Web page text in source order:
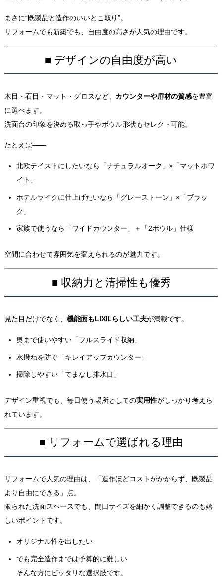
まさに“既製品と造作のいいとこ取り”。
リフォームでも新築でも、自由度の高さが人気の理由です。
■ デザインの自由度が高い
木目・石目・マット・グロスなど、 カウンターや扉材の質感を豊富
に選べます。
洗面台の印象を決める取っ手やボウル形状もセレクト可能。
たとえば――
北欧テイストにしたいなら「ナチュラルオーク」×「マットホワ
イト」
ホテルライクに仕上げたいなら「グレーストーン」×「ブラッ
ク」
家族で使うなら「ワイドカウンター」＋「2ボウル」仕様
空間に合わせて雰囲気を変えられるのが魅力です。
■ 収納力と清掃性も優秀
見た目だけでなく、 機能面もLIXILらしい工夫が満載です。
奥まで使いやすい「フルスライド収納」
水撥ねを防ぐ「キレイアップカウンター」
掃除しやすい「てまなし排水口」
デザイン重視でも、毎日使う場所としての実用性がしっかり考えら
れています。
■ リフォームで選ばれる理由
リフォームで人気の理由は、「造作ほどコストがかからず、既製品
より自由にできる」点。
限られた洗面スペースでも、間口サイズを細かく調整できるのも嬉
しいポイントです。
オリジナル性を出したい
でも完全造作までは予算的に難しい
そんな方にピッタリな選択肢です。